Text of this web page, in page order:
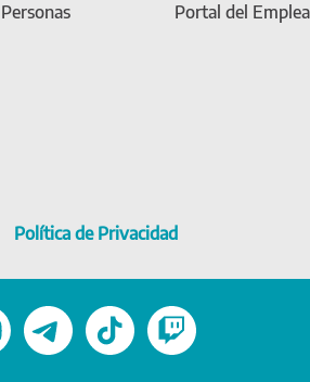
Portal del
Política de Privacidad